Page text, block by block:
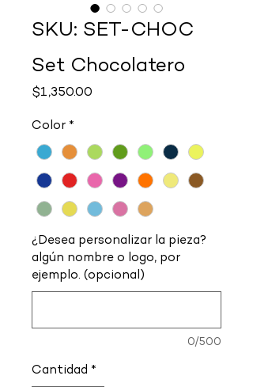
SKU: SET-CHOC
Set Chocolatero
$1,350.00
Color *
¿Desea personalizar la pieza?
algún nombre o logo, por
ejemplo. (opcional)
0/500
Cantidad *